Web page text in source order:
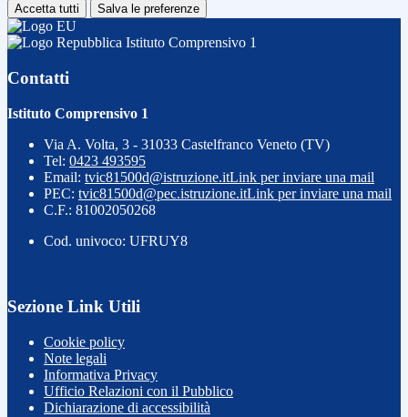
Accetta tutti Salva le preferenze
Istituto Comprensivo 1
Contatti
Istituto Comprensivo 1
Via A. Volta, 3 - 31033 Castelfranco Veneto (TV)
Tel: 0423 493595
Email: tvic81500d@istruzione.itLink per inviare una mail
PEC: tvic81500d@pec.istruzione.itLink per inviare una mail
C.F.: 81002050268
Cod. univoco: UFRUY8
Sezione Link Utili
Cookie policy
Note legali
Informativa Privacy
Ufficio Relazioni con il Pubblico
Dichiarazione di accessibilità